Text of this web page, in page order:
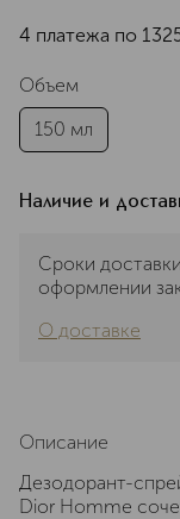
4 платежа по
Объем
150 мл
Наличие и
Сроки
оформлении
О доставке
Описание
Дезодорант-
Dior Homme